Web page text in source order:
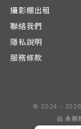
攝影棚出租
聯絡我們
隱私說明
服務條款
© 2024 - 2026
由 永新